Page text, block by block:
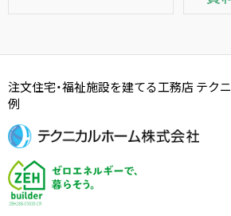
注文住宅・福祉施設を建てる工務店 テク
例